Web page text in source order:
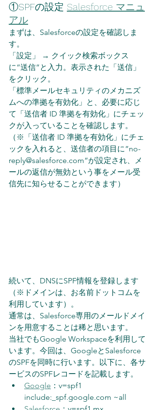
①SPFの設定 Salesforce マニュ
アル
まずは、Salesforceの設定を確認しま
す。
「設定」 → クイック検索ボックス
に”送信”と入力。表示された「送信」
をクリック。
「標準メールセキュリティのメカニズ
ムへの準拠を有効化」と、必要に応じ
て「送信者 ID 準拠を有効化」にチェッ
クが入っていることを確認します。
（※「送信者 ID 準拠を有効化」にチェ
ックを入れると、送信者の項目に”no-
reply@salesforce.com”が設定され、メ
ールの返信が無効という事をメール受
信先に知らせることができます）
続いて、DNSにSPF情報を登録します
（※ドメインは、お名前ドットコムを
利用しています）。
通常は、Salesforce専用のメールドメイ
ンを用意することは稀と思います。
当社でもGoogle Workspaceを利用して
います。今回は、GoogleとSalesforce
のSPFを同時に行います。以下に、各サ
ービスのSPFレコードを記載します。
Google ：v=spf1
include:_spf.google.com ~all